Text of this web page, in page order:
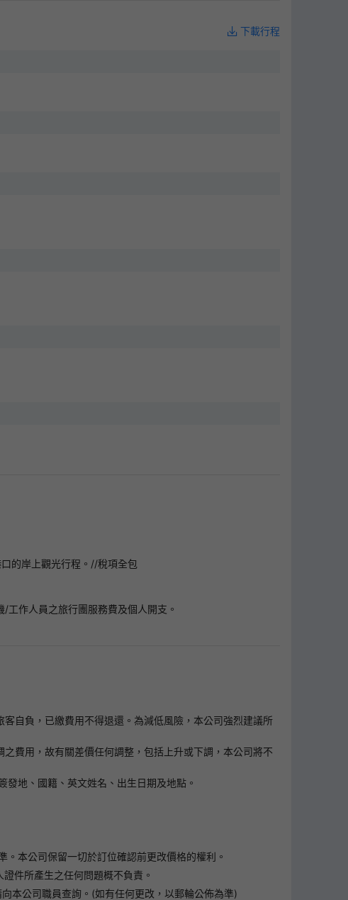
下載行程
的岸上觀光行程。//稅項全包
作人員之旅行團服務費及個人開支。
自負，已繳費用不得退還。為減低風險，本公司強烈建議所
費用，故有關差價任何調整，包括上升或下調，本公司將不
地、國籍、英文姓名、出生日期及地點。
本公司保留一切於訂位確認前更改價格的權利。
件所產生之任何問題概不負責。
本公司職員查詢。(如有任何更改，以郵輪公佈為準)